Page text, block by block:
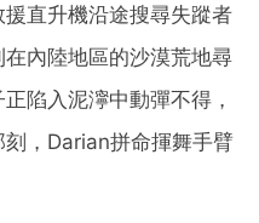
直升機沿途搜尋失蹤者
內陸地區的沙漠荒地尋
陷入泥濘中動彈不得，
，Darian拼命揮舞手臂